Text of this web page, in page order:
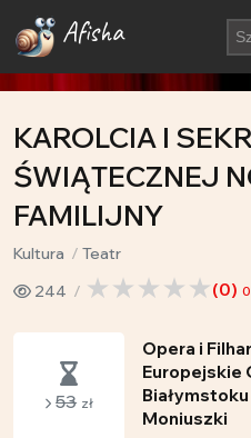
Afisha
KAROLCIA I
ŚWIĄTECZNEJ
FAMILIJNY
Kultura
Teatr
244
(0) 0
53 zł
Opera i
Europejskie
Moniuszki